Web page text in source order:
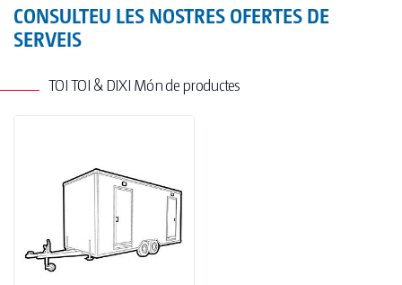
Dispensador de bosses higièniques en la zona de
senyores
CONSULTEU LES NOSTRES OFERTES DE
SERVEIS
TOI TOI & DIXI Món de productes